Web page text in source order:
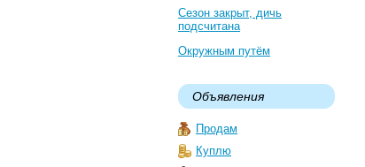
Сезон закрыт, дичь
подсчитана
Окружным путём
Объявления
Продам
Куплю